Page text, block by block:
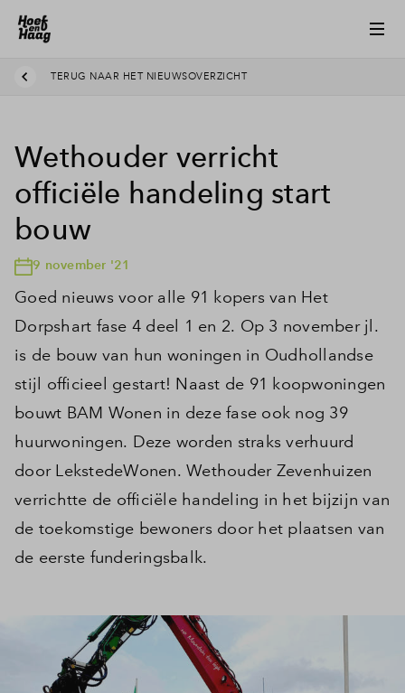
TERUG NAAR HET NIEUWSOVERZICHT
Wethouder verricht
officiële handeling start
bouw
9 november '21
Goed nieuws voor alle 91 kopers van Het
Dorpshart fase 4 deel 1 en 2. Op 3 november jl.
is de bouw van hun woningen in Oudhollandse
stijl officieel gestart! Naast de 91 koopwoningen
bouwt BAM Wonen in deze fase ook nog 39
huurwoningen. Deze worden straks verhuurd
door LekstedeWonen. Wethouder Zevenhuizen
verrichtte de officiële handeling in het bijzijn van
de toekomstige bewoners door het plaatsen van
de eerste funderingsbalk.